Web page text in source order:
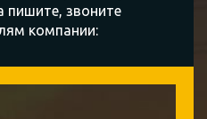
пишите, звоните
компании: